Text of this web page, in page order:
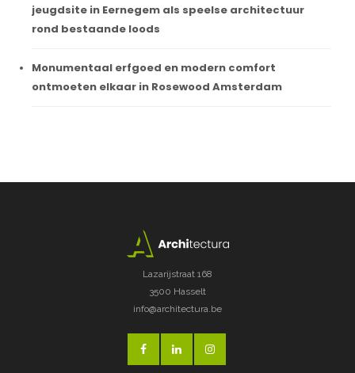
jeugdsite in Eernegem als speelse architectuur
rond bestaande loods
Monumentaal erfgoed en modern comfort
ontmoeten elkaar in Rosewood Amsterdam
Lazarijstraat 168
3500 Hasselt
info@architectura.be